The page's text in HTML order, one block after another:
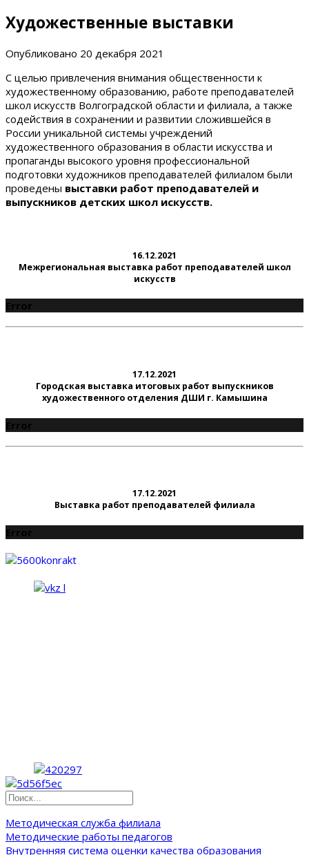
Художественные выставки
Опубликовано 20 декабря 2021
С целью привлечения внимания общественности к
художественному образованию, работе преподавателей
школ искусств Волгоградской области и филиала, а также
содействия в сохранении и развитии сложившейся в
России уникальной системы учреждений
художественного образования в области искусства и
пропаганды высокого уровня профессиональной
подготовки художников преподавателей филиалом были
проведены выставки работ преподавателей и
выпускников детских школ искусств.
16.12.2021
Межрегиональная выставка работ преподавателей школ
искусств
Error
17.12.2021
Городская выставка итоговых работ выпускников
художественного отделения ДШИ г. Камышина
Error
17.12.2021
Выставка работ преподавателей филиала
Error
Методическая служба филиала
Методические работы педагогов
Внутренняя система оценки качества образования